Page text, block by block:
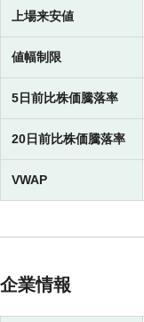
上場来安値
値幅制限
5日前比株価騰落率
20日前比株価騰落率
VWAP
企業情報